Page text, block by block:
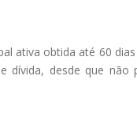
ativa obtida até 60
desde que não